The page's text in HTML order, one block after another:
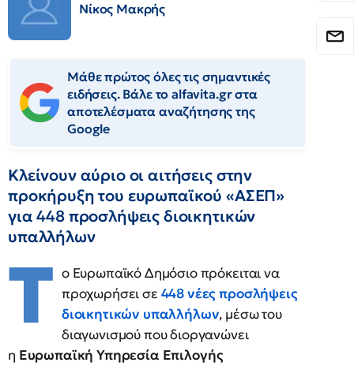
Νίκος Μακρής
Μάθε πρώτος όλες τις σημαντικές
ειδήσεις. Βάλε το alfavita.gr στα
αποτελέσματα αναζήτησης της
Google
Κλείνουν αύριο οι αιτήσεις στην
προκήρυξη του ευρωπαϊκού «ΑΣΕΠ»
για 448 προσλήψεις διοικητικών
υπαλλήλων
Τ ο Ευρωπαϊκό Δημόσιο πρόκειται να
προχωρήσει σε 448 νέες προσλήψεις
διοικητικών υπαλλήλων, μέσω του
διαγωνισμού που διοργανώνει
η Ευρωπαϊκή Υπηρεσία Επιλογής